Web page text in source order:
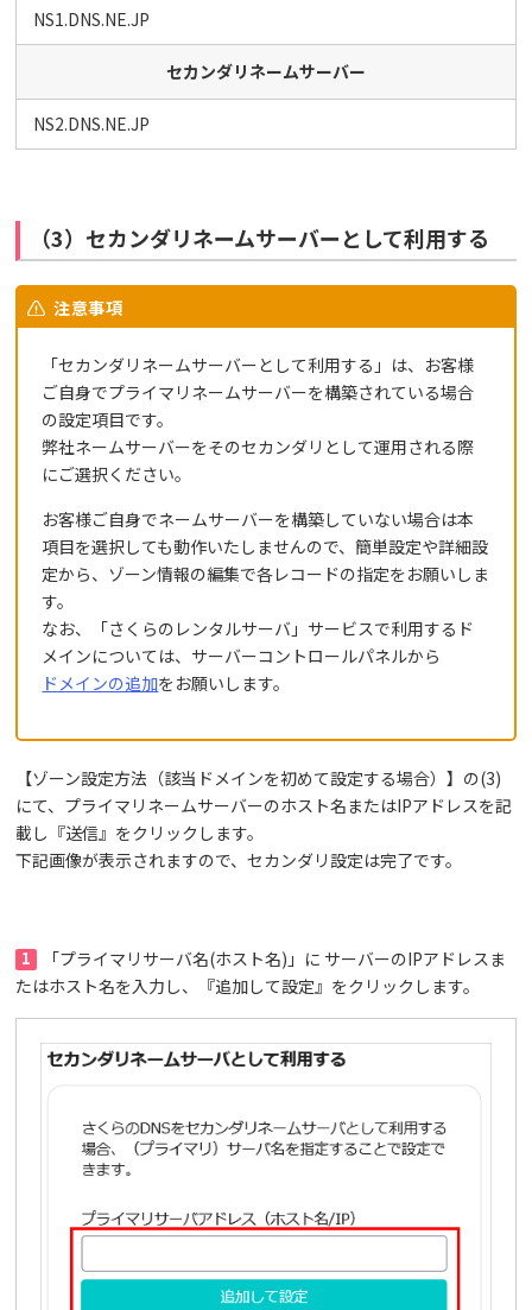
NS1.DNS.NE.JP
セカンダリネームサーバー
NS2.DNS.NE.JP
（3）セカンダリネームサーバーとして利用する
注意事項
「セカンダリネームサーバーとして利用する」は、お客様
ご自身でプライマリネームサーバーを構築されている場合
の設定項目です。
弊社ネームサーバーをそのセカンダリとして運用される際
にご選択ください。
お客様ご自身でネームサーバーを構築していない場合は本
項目を選択しても動作いたしませんので、簡単設定や詳細設
定から、ゾーン情報の編集で各レコードの指定をお願いしま
す。
なお、「さくらのレンタルサーバ」サービスで利用するド
メインについては、サーバーコントロールパネルから
ドメインの追加をお願いします。
【ゾーン設定方法（該当ドメインを初めて設定する場合）】の(3)
にて、プライマリネームサーバーのホスト名またはIPアドレスを記
載し『送信』をクリックします。
下記画像が表示されますので、セカンダリ設定は完了です。
1
「プライマリサーバ名(ホスト名)」に サーバーのIPアドレスま
たはホスト名を入力し、『追加して設定』をクリックします。